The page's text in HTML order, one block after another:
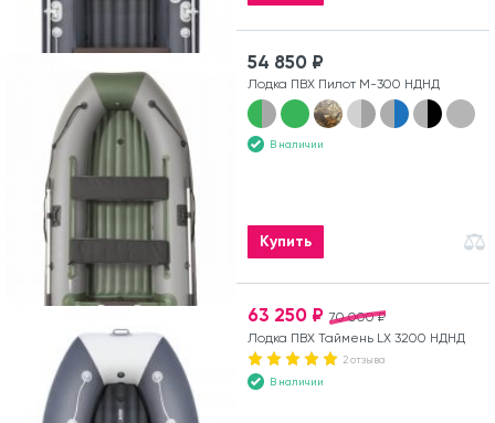
54 850 ₽
Лодка ПВХ Пилот М-300 НДНД
В наличии
Купить
70 000 ₽
63 250 ₽
Лодка ПВХ Таймень LX 3200 НДНД
2 отзыва
В наличии